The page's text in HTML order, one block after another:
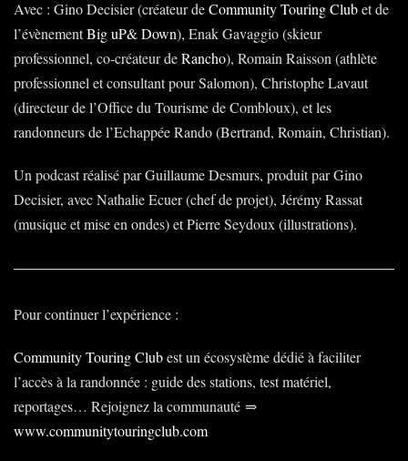
Avec : Gino Decisier (créateur deCommunity Touring Clubet de
l’évènementBig uP& Down), Enak Gavaggio (skieur
professionnel, co-créateur deRancho), Romain Raisson (athlète
professionnel et consultant pour Salomon), Christophe Lavaut
(directeur de l’Office du Tourisme de Combloux), et les
randonneurs de l’Echappée Rando (Bertrand, Romain, Christian).
Un podcast réalisé par Guillaume Desmurs, produit par Gino
Decisier, avec Nathalie Ecuer (chef de projet), Jérémy Rassat
(musique et mise en ondes) et Pierre Seydoux (illustrations).
Pour continuer l’expérience :
Community Touring Clubest un écosystème dédié à faciliter
l’accès à la randonnée : guide des stations, test matériel,
reportages… Rejoignez la communauté ⇒
www.communitytouringclub.com